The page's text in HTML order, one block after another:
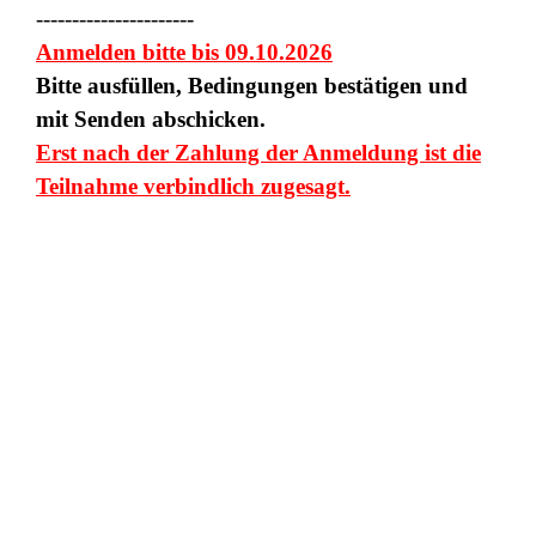
----------------------
Anmelden bitte bis 09.10.2026
Bitte ausfüllen, Bedingungen bestätigen und
mit Senden abschicken.
Erst nach der Zahlung der Anmeldung ist die
Teilnahme verbindlich zugesagt.